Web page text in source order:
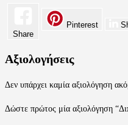
Share
Pinterest
Αξιολογήσεις
Δεν υπάρχει καμία αξιολόγηση
Δώστε πρώτος μία αξιολόγηση